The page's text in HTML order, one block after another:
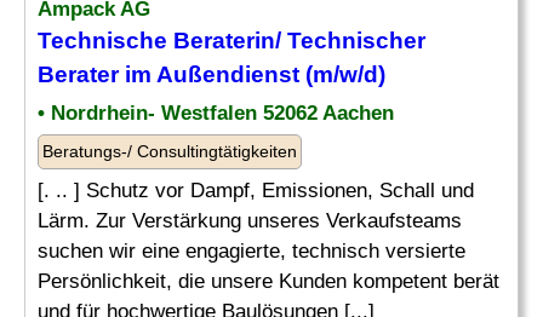
Ampack AG
Technische Beraterin/ Technischer
Beraterim Außendienst (m/w/d)
• Nordrhein- Westfalen 52062 Aachen
Beratungs-/ Consultingtätigkeiten
[. .. ] Schutz vor Dampf, Emissionen, Schall und
Lärm. Zur Verstärkung unseres Verkaufsteams
suchen wir eine engagierte, technisch versierte
Persönlichkeit, die unsere Kunden kompetent berät
und für hochwertige Baulösungen [...]